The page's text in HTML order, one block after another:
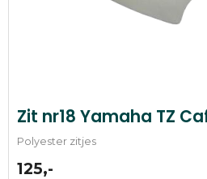
Zit nr18 Yamaha TZ
Polyester zitjes
125,-